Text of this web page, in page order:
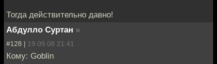
Тогда действительно давно!
Абдулло Суртан »
#128 | 19.09.08 21:41
Кому: Goblin